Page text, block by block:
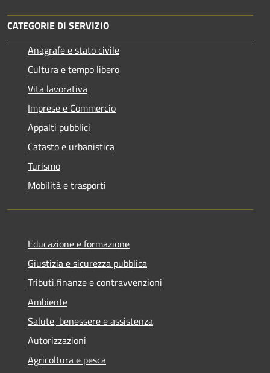
CATEGORIE DI SERVIZIO
Anagrafe e stato civile
Cultura e tempo libero
Vita lavorativa
Imprese e Commercio
Appalti pubblici
Catasto e urbanistica
Turismo
Mobilità e trasporti
Educazione e formazione
Giustizia e sicurezza pubblica
Tributi,finanze e contravvenzioni
Ambiente
Salute, benessere e assistenza
Autorizzazioni
Agricoltura e pesca